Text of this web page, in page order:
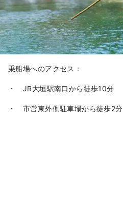
乗船場へのアクセス：
・ JR大垣駅南口から徒歩10分
・ 市営東外側駐車場から徒歩2分